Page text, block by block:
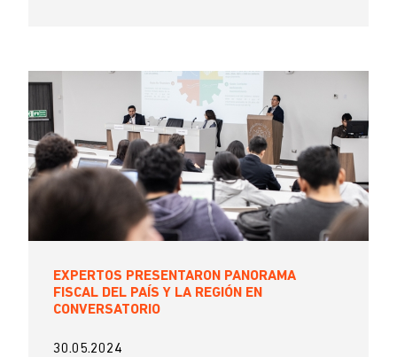
EXPERTOS PRESENTARON PANORAMA
FISCAL DEL PAÍS Y LA REGIÓN EN
CONVERSATORIO
30.05.2024